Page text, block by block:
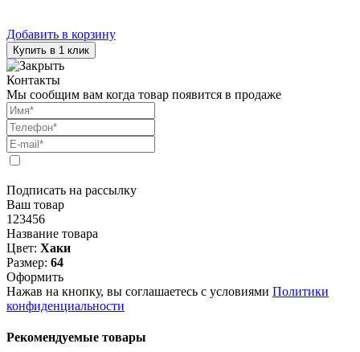
Добавить в корзину
Купить в 1 клик
Контакты
Мы сообщим вам когда товар появится в продаже
Подписать на рассылку
Ваш товар
123456
Название товара
Цвет: Хаки
Размер: 64
Оформить
Нажав на кнопку, вы соглашаетесь с условиями Политики
конфиденциальности
Рекомендуемые товары